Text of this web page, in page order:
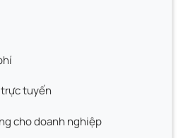
tuyến
cho doanh nghiệp